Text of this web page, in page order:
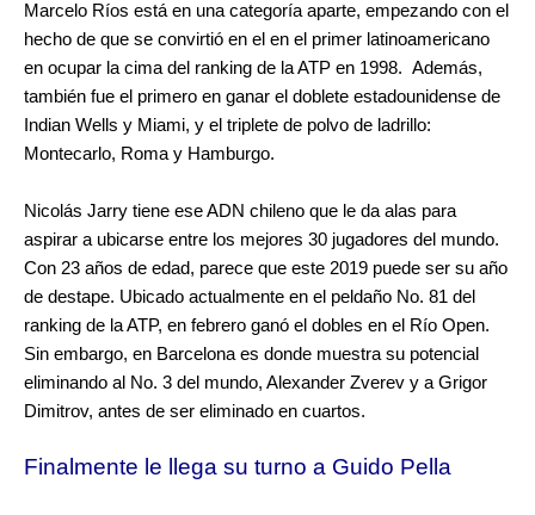
Marcelo Ríos está en una categoría aparte, empezando con el
hecho de que se convirtió en el en el primer latinoamericano
en ocupar la cima del ranking de la ATP en 1998. Además,
también fue el primero en ganar el doblete estadounidense de
Indian Wells y Miami, y el triplete de polvo de ladrillo:
Montecarlo, Roma y Hamburgo.
Nicolás Jarry tiene ese ADN chileno que le da alas para
aspirar a ubicarse entre los mejores 30 jugadores del mundo.
Con 23 años de edad, parece que este 2019 puede ser su año
de destape. Ubicado actualmente en el peldaño No. 81 del
ranking de la ATP, en febrero ganó el dobles en el Río Open.
Sin embargo, en Barcelona es donde muestra su potencial
eliminando al No. 3 del mundo, Alexander Zverev y a Grigor
Dimitrov, antes de ser eliminado en cuartos.
Finalmente le llega su turno a Guido Pella